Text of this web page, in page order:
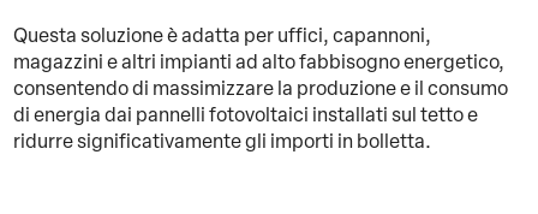
Questa soluzione è adatta per uffici, capannoni,
magazzini e altri impianti ad alto fabbisogno energetico,
consentendo di massimizzare la produzione e il consumo
di energia dai pannelli fotovoltaici installati sul tetto e
ridurre significativamente gli importi in bolletta.